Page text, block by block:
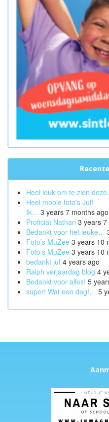
Heel leuk om te zien
Heel mooie foto’s Juf!
Ik… 3 years 7 months ago
Proficiat Nathan 3 years
Bedankt voor het leuke…
Foto’s MuZee 3 years 10
Foto's MuZee 3 years 10
bedankt juf 4 years ago
Ralph verjaardag blog 4
Bedankt voor alles! 5
super! Wat een dag!… 5